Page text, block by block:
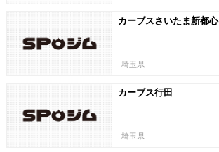
カーブスさいたま新都心
埼玉県
カーブス行田
埼玉県